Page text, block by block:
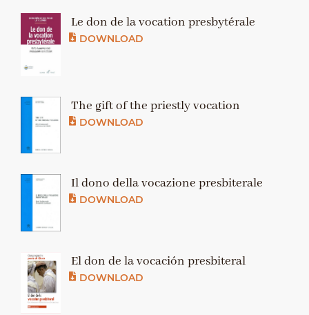
Le don de la vocation presbytérale
DOWNLOAD
The gift of the priestly vocation
DOWNLOAD
Il dono della vocazione presbiterale
DOWNLOAD
El don de la vocación presbiteral
DOWNLOAD